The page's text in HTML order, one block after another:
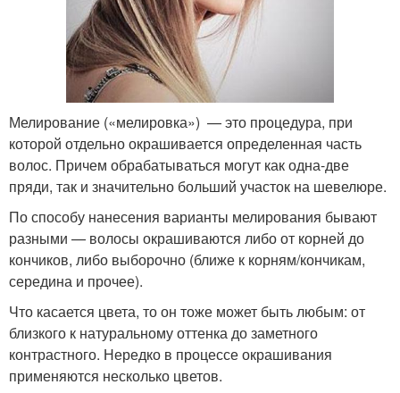
Мелирование («мелировка») — это процедура, при
которой отдельно окрашивается определенная часть
волос. Причем обрабатываться могут как одна-две
пряди, так и значительно больший участок на шевелюре.
По способу нанесения варианты мелирования бывают
разными — волосы окрашиваются либо от корней до
кончиков, либо выборочно (ближе к корням/кончикам,
середина и прочее).
Что касается цвета, то он тоже может быть любым: от
близкого к натуральному оттенка до заметного
контрастного. Нередко в процессе окрашивания
применяются несколько цветов.